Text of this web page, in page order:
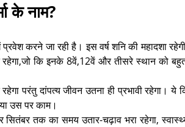
के नाम?
करने जा रही है। इस वर्ष शनि की महादशा
कि इनके 8वें,12वें और तीसरे स्थान को बहुत
परंतु दांपत्य जीवन उतना ही प्रभावी रहेगा। ये
उस पर काम।
तक का समय उतार-चढ़ाव भरा रहेगा,